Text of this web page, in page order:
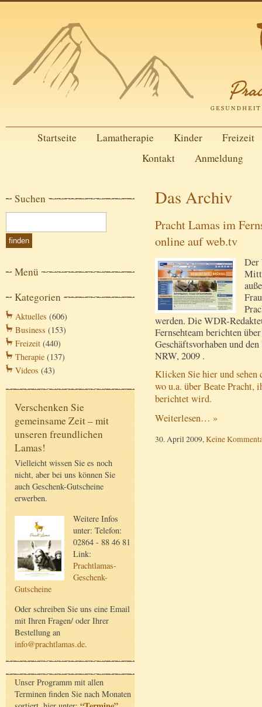
Startseite Lamatherapie Kinder
Freizeit
Kontakt
Anmeldung
Suchen
Menü
Kategorien
Aktuelles (606)
Business (153)
Freizeit (440)
Therapie (137)
Videos (43)
Verschenken Sie
gemeinsame Zeit – mit
unseren freundlichen
Lamas!
Vielleicht wissen Sie es noch
nicht, aber bei uns können Sie
auch Geschenk-Gutscheine
erwerben.
Weitere Infos
unter: Telefon:
02864 - 88 46 81
Link:
Prachtlamas-
Geschenk-
Gutscheine
Oder schreiben Sie uns eine Email
mit Ihren Fragen/ oder Ihrer
Bestellung an
info@prachtlamas.de.
Unser Programm mit allen
Terminen finden Sie nach Monaten
Das Archiv
Pracht Lamas im
online auf web.tv
Der
werden. Die WDR-
Fernsehteam berichten
Geschäftsvorhaben und
NRW, 2009 .
Klicken Sie hier und sehen
wo u.a. über Beate Pracht,
berichtet wird.
Weiterlesen… »
30. April 2009,Keine